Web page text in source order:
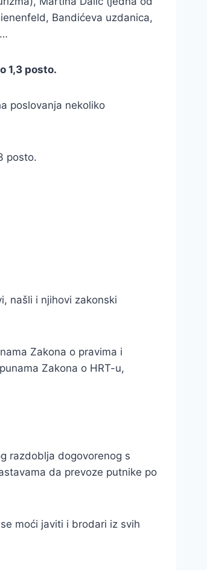
Bandićeva uzdanica,
1,3 posto.
poslovanja nekoliko
posto.
našli i njihovi zakonski
Zakona o pravima i
Zakona o HRT-u,
razdoblja dogovorenog s
da prevoze putnike po
moći javiti i brodari iz svih